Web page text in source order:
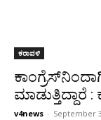
ಕರಾವಳಿ
ಮಾಡುತ್ತಿದ್ದಾರೆ
v4news - September